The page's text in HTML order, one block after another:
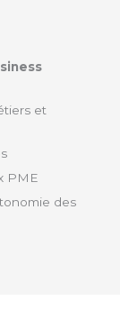
et
PME
des